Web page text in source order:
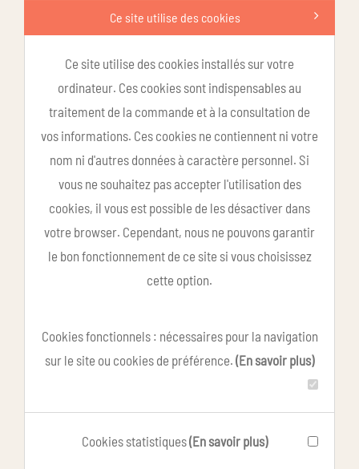
Ce site utilise des cookies
Ce site utilise des cookies installés sur votre
ordinateur. Ces cookies sont indispensables au
traitement de la commande et à la consultation de
vos informations. Ces cookies ne contiennent ni votre
nom ni d'autres données à caractère personnel. Si
vous ne souhaitez pas accepter l'utilisation des
cookies, il vous est possible de les désactiver dans
votre browser. Cependant, nous ne pouvons garantir
le bon fonctionnement de ce site si vous choisissez
cette option.
Cookies fonctionnels : nécessaires pour la navigation
sur le site ou cookies de préférence. (En savoir plus)
Cookies statistiques(En savoir plus)